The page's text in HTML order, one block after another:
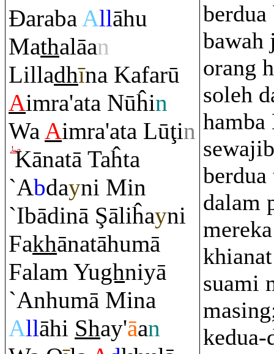
ĐarabaAllāhu
Mathalāan
Lilladhīna Kafarū
Aimra'ata Nūĥin
WaAimra'ata Lūţin
Kānatā Taĥta
`Abdayni Min
`Ibādinā Şāliĥayni
Fakhānatāhumā
Falam Yughniyā
`Anhumā Mina
Allāhi Shay'āan
berdua
bawah
orang
soleh
dalam
suami
kedua-